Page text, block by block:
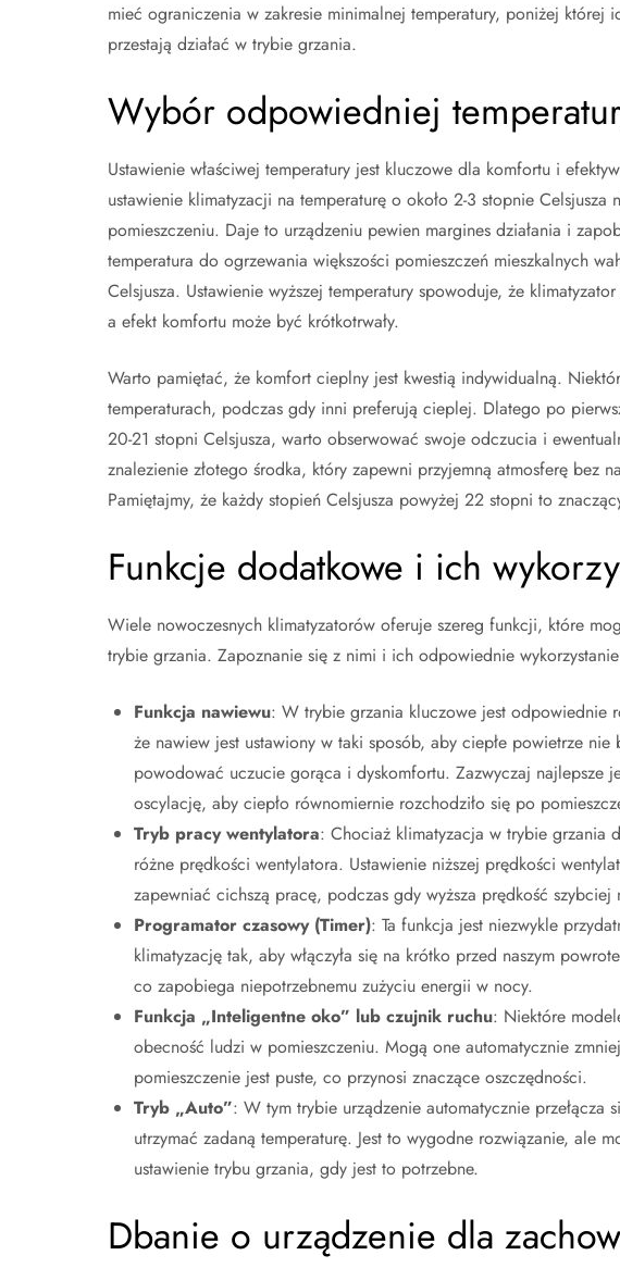
mieć ograniczenia w zakresie minimalnej temperatury, poniżej
przestają działać w trybie grzania.
Wybór odpowiedniej
Ustawienie właściwej temperatury jest kluczowe dla komfortu i
ustawienie klimatyzacji na temperaturę o około 2-3 stopnie
pomieszczeniu. Daje to urządzeniu pewien margines działania i
temperatura do ogrzewania większości pomieszczeń mieszkalnych
Celsjusza. Ustawienie wyższej temperatury spowoduje, że
a efekt komfortu może być krótkotrwały.
Warto pamiętać, że komfort cieplny jest kwestią indywidualną.
temperaturach, podczas gdy inni preferują cieplej. Dlatego po
20-21 stopni Celsjusza, warto obserwować swoje odczucia i
znalezienie złotego środka, który zapewni przyjemną atmosferę bez
Pamiętajmy, że każdy stopień Celsjusza powyżej 22 stopni to
Funkcje dodatkowe i ich
Wiele nowoczesnych klimatyzatorów oferuje szereg funkcji, które
trybie grzania. Zapoznanie się z nimi i ich odpowiednie
Funkcja nawiewu: W trybie grzania kluczowe jest odpowiednie
że nawiew jest ustawiony w taki sposób, aby ciepłe powietrze
powodować uczucie gorąca i dyskomfortu. Zazwyczaj najlepsze
oscylację, aby ciepło równomiernie rozchodziło się po
Tryb pracy wentylatora: Chociaż klimatyzacja w trybie grzania
różne prędkości wentylatora. Ustawienie niższej prędkości
zapewniać cichszą pracę, podczas gdy wyższa prędkość szybciej
Programator czasowy (Timer): Ta funkcja jest niezwykle
klimatyzację tak, aby włączyła się na krótko przed naszym
co zapobiega niepotrzebnemu zużyciu energii w nocy.
Funkcja „Inteligentne oko” lub czujnik ruchu: Niektóre
obecność ludzi w pomieszczeniu. Mogą one automatycznie
pomieszczenie jest puste, co przynosi znaczące oszczędności.
Tryb „Auto”: W tym trybie urządzenie automatycznie przełącza
utrzymać zadaną temperaturę. Jest to wygodne rozwiązanie, ale
ustawienie trybu grzania, gdy jest to potrzebne.
Dbanie o urządzenie dla